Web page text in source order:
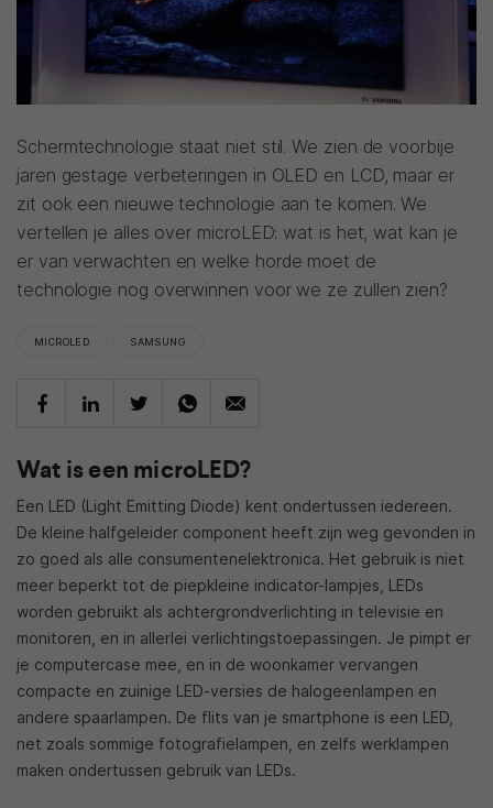
Schermtechnologie staat niet stil. We zien de voorbije
jaren gestage verbeteringen in OLED en LCD, maar er
zit ook een nieuwe technologie aan te komen. We
vertellen je alles over microLED: wat is het, wat kan je
er van verwachten en welke horde moet de
technologie nog overwinnen voor we ze zullen zien?
MICROLED SAMSUNG
Wat is een microLED?
Een LED (Light Emitting Diode) kent ondertussen iedereen.
De kleine halfgeleider component heeft zijn weg gevonden in
zo goed als alle consumentenelektronica. Het gebruik is niet
meer beperkt tot de piepkleine indicator-lampjes, LEDs
worden gebruikt als achtergrondverlichting in televisie en
monitoren, en in allerlei verlichtingstoepassingen. Je pimpt er
je computercase mee, en in de woonkamer vervangen
compacte en zuinige LED-versies de halogeenlampen en
andere spaarlampen. De flits van je smartphone is een LED,
net zoals sommige fotografielampen, en zelfs werklampen
maken ondertussen gebruik van LEDs.